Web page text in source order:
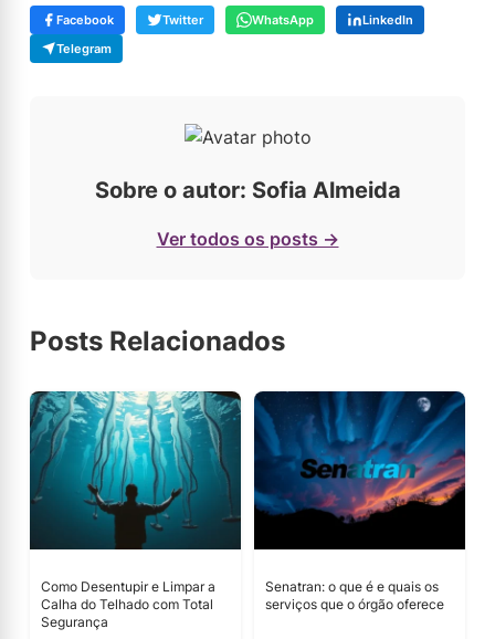
Facebook Twitter WhatsApp
LinkedIn
Telegram
Sobre o autor: Sofia Almeida
Ver todos os posts →
Posts Relacionados
Como Desentupir e Limpar a
Calha do Telhado com Total
Segurança
Senatran: o que é e quais os
serviços que o órgão oferece